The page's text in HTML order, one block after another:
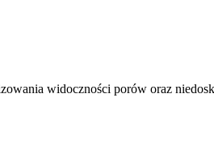
widoczności porów oraz